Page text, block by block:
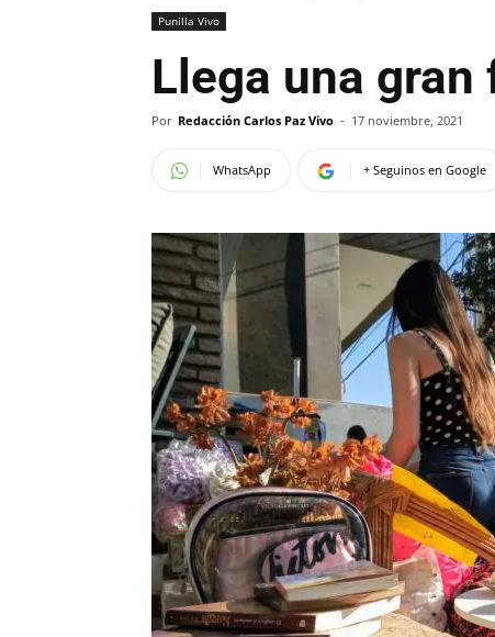
Punilla Vivo
Llega una
Por Redacción Carlos Paz Vivo - 17 noviembre, 2021
WhatsApp + Seguinos en Google